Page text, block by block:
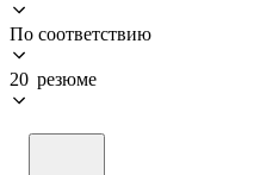
По соответствию
20 резюме